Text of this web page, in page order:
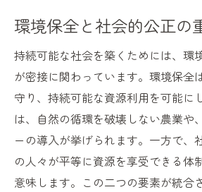
持続可能な消費を促進する
地域社会での持続可能な
日常の中でできる小さな
持続可能なライフスタイ
ビジネスにおける持続可能な実
サプライチェーンにおけ
保
エシカルビジネスモデル
環境保全と社会的公正の
持続可能な社会を築くためには、環
が密接に関わっています。環境保全
守り、持続可能な資源利用を可能に
は、自然の循環を破壊しない農業や
ーの導入が挙げられます。一方で、
の人々が平等に資源を享受できる体
意味します。この二つの要素が統合